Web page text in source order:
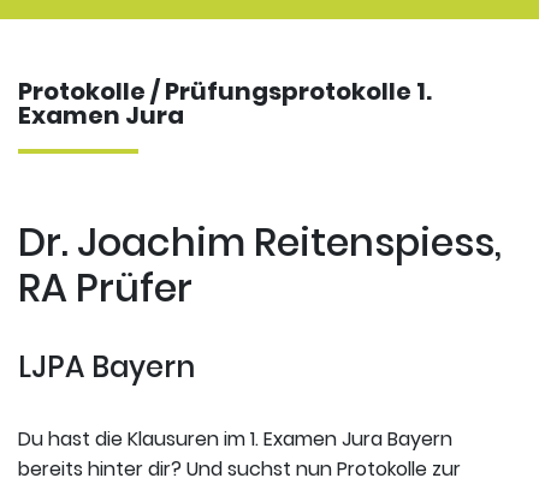
Protokolle / Prüfungsprotokolle 1.
Examen Jura
Dr. Joachim Reitenspiess,
RA Prüfer
LJPA Bayern
Du hast die Klausuren im 1. Examen Jura Bayern
bereits hinter dir? Und suchst nun Protokolle zur